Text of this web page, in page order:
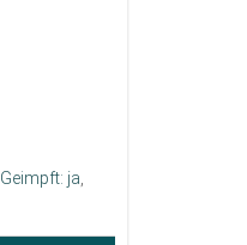
Geimpft: ja